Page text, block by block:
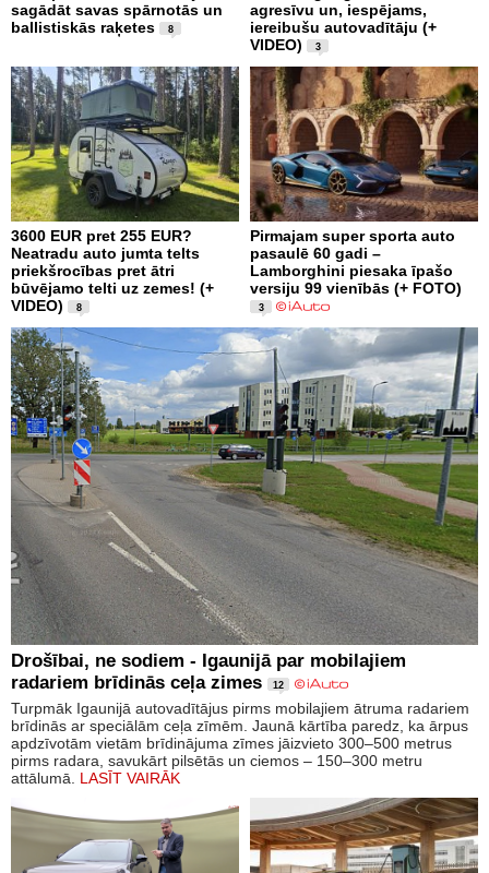
sagādāt savas spārnotās un
ballistiskās raķetes
8
agresīvu un, iespējams,
iereibušu autovadītāju (+
VIDEO)
3
3600 EUR pret 255 EUR?
Neatradu auto jumta telts
priekšrocības pret ātri
būvējamo telti uz zemes! (+
VIDEO)
8
Pirmajam super sporta auto
pasaulē 60 gadi –
Lamborghini piesaka īpašo
versiju 99 vienībās (+ FOTO)
3
Drošībai, ne sodiem - Igaunijā par mobilajiem
radariem brīdinās ceļa zimes
12
Turpmāk Igaunijā autovadītājus pirms mobilajiem ātruma radariem
brīdinās ar speciālām ceļa zīmēm. Jaunā kārtība paredz, ka ārpus
apdzīvotām vietām brīdinājuma zīmes jāizvieto 300–500 metrus
pirms radara, savukārt pilsētās un ciemos – 150–300 metru
attālumā. LASĪT VAIRĀK